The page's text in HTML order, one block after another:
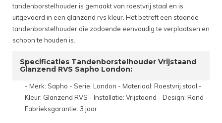
tandenborstelhouder is gemaakt van roestvrij staal en is
uitgevoerd in een glanzend rvs kleur. Het betreft een staande
tandenborstelhouder die zodoende eenvoudig te verplaatsen en
schoon te houden is.
Specificaties Tandenborstelhouder Vrijstaand
Glanzend RVS Sapho London:
- Merk: Sapho - Serie: London - Materiaal: Roestvrij staal -
Kleur: Glanzend RVS - Installatie: Vrijstaand - Design: Rond -
Fabrieksgarantie: 3 jaar